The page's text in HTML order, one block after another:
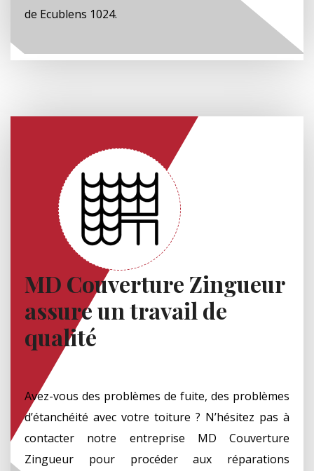
de Ecublens 1024.
MD Couverture Zingueur
assure un travail de
qualité
Avez-vous des problèmes de fuite, des problèmes
d’étanchéité avec votre toiture ? N’hésitez pas à
contacter notre entreprise MD Couverture
Zingueur pour procéder aux réparations